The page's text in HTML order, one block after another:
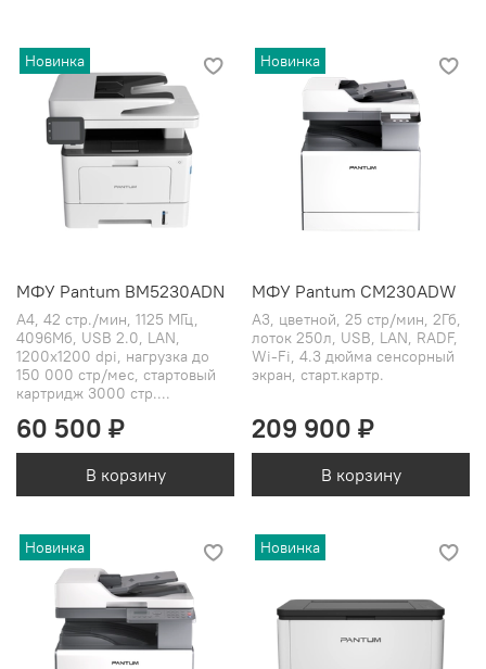
Новинка
МФУ Pantum BM5230ADN
А4, 42 стр./мин, 1125 МГц,
4096Мб, USB 2.0, LAN,
1200x1200 dpi, нагрузка до
150 000 стр/мес, стартовый
картридж 3000 стр....
60 500 ₽
В корзину
Новинка
МФУ Pantum CM230ADW
A3, цветной, 25 стр/мин, 2Гб,
лоток 250л, USB, LAN, RADF,
Wi-Fi, 4.3 дюйма сенсорный
экран, старт.картр.
209 900 ₽
В корзину
Новинка Новинка